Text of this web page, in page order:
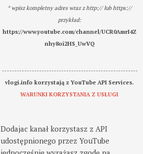
* wpisz kompletny adres wraz z http:// lub https://
przykład:
https://www.youtube.com/channel/UCR0AmrI4Z
nhy8oi2HS_UwVQ
-------------------------------------------------------
vlogi.info korzystają z YouTube API Services.
WARUNKI KORZYSTANIA Z USŁUGI
Dodajac kanał korzystasz z API
udostępnionego przez YouTube